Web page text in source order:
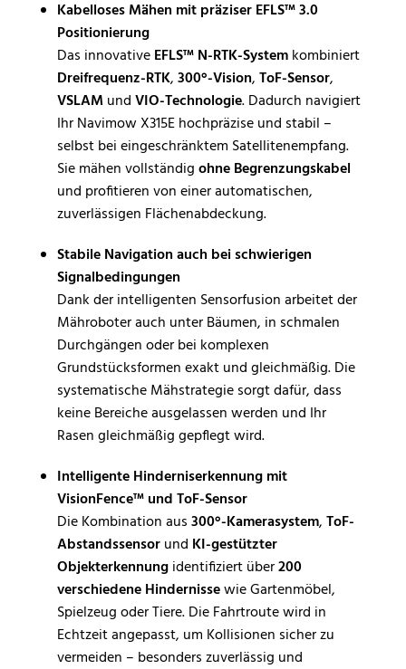
Kabelloses Mähen mit präziser EFLS™ 3.0
Positionierung
Das innovativeEFLS™ N-RTK-Systemkombiniert
Dreifrequenz-RTK,300°-Vision,ToF-Sensor,
VSLAMundVIO-Technologie. Dadurch navigiert
Ihr Navimow X315E hochpräzise und stabil –
selbst bei eingeschränktem Satellitenempfang.
Sie mähen vollständigohne Begrenzungskabel
und profitieren von einer automatischen,
zuverlässigen Flächenabdeckung.
Stabile Navigation auch bei schwierigen
Signalbedingungen
Dank der intelligenten Sensorfusion arbeitet der
Mähroboter auch unter Bäumen, in schmalen
Durchgängen oder bei komplexen
Grundstücksformen exakt und gleichmäßig. Die
systematische Mähstrategie sorgt dafür, dass
keine Bereiche ausgelassen werden und Ihr
Rasen gleichmäßig gepflegt wird.
Intelligente Hinderniserkennung mit
VisionFence™ und ToF-Sensor
Die Kombination aus300°-Kamerasystem,ToF-
Abstandssensorund KI-gestützter
Objekterkennungidentifiziert über200
verschiedene Hindernissewie Gartenmöbel,
Spielzeug oder Tiere. Die Fahrtroute wird in
Echtzeit angepasst, um Kollisionen sicher zu
vermeiden – besonders zuverlässig und